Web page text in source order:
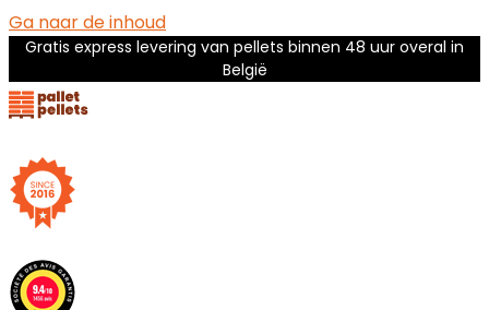
Ga naar de inhoud
Gratis express levering van pellets binnen 48 uur overal in
België